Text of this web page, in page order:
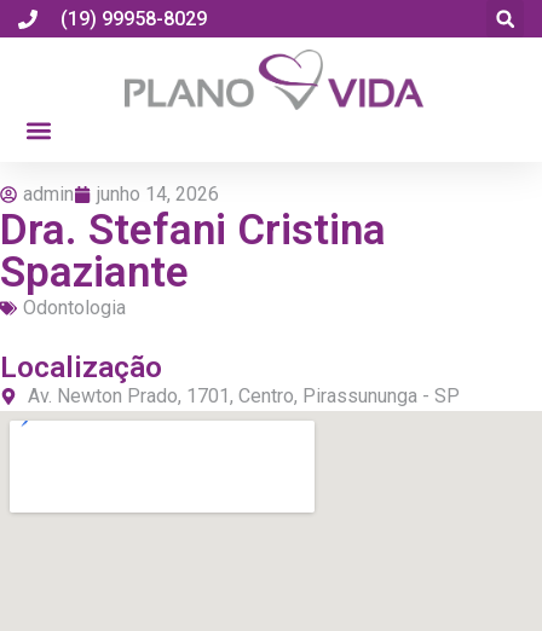
(19) 99958-8029
admin junho 14, 2026
Dra. Stefani Cristina
Spaziante
Odontologia
Localização
Av. Newton Prado, 1701, Centro, Pirassununga - SP